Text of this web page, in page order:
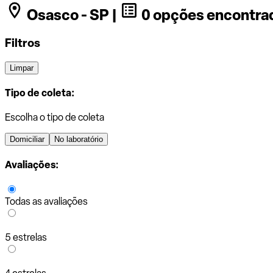
Osasco - SP | 0 opções
Filtros
Limpar
Tipo de coleta:
Escolha o tipo de coleta
Domiciliar No laboratório
Avaliações:
Todas as avaliações
5 estrelas